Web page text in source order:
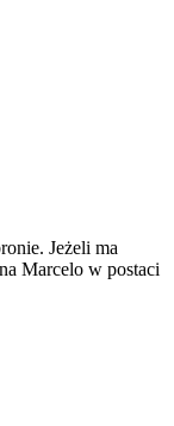
Jeżeli ma
Marcelo w postaci